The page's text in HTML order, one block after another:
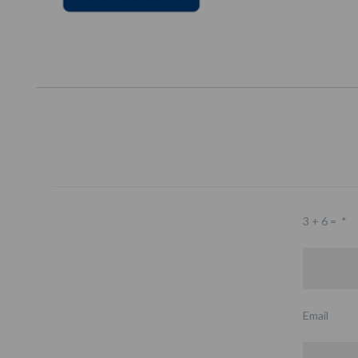
3 + 6 = *
Email